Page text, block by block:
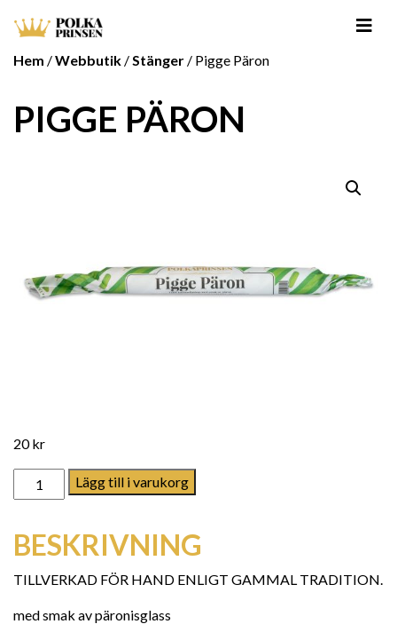
Hem /Webbutik /Stänger / Pigge Päron
PIGGE PÄRON
20kr
Pigge Päron mängdLägg till i varukorg
BESKRIVNING
TILLVERKAD FÖR HAND ENLIGT GAMMAL TRADITION.
med smak av päronisglass